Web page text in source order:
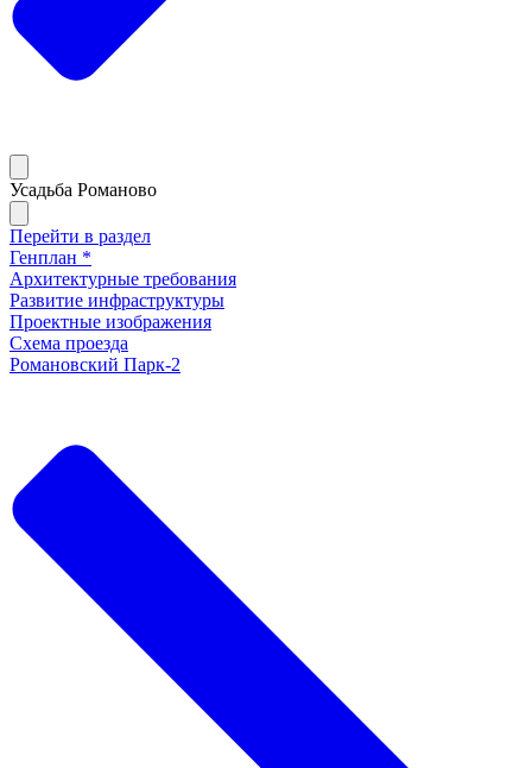
Усадьба Романово
Перейти в раздел
Генплан *
Архитектурные требования
Развитие инфраструктуры
Проектные изображения
Схема проезда
Романовский Парк-2